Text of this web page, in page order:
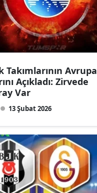
Takımlarının Avrupa
Açıkladı: Zirvede
Var
13 Şubat 2026